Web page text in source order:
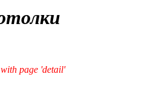
page 'detail'